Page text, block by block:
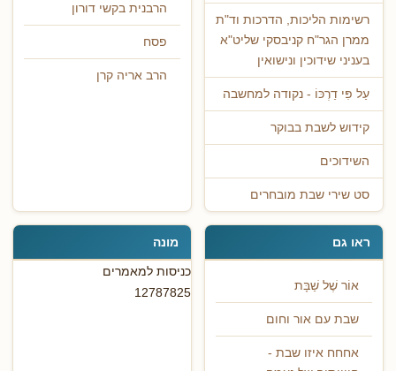
רשימות הליכות, הדרכות וד"ת
ממרן הגר"ח קניבסקי שליט"א
בעניני שידוכין ונישואין
עַל פִּי דַרְכּוֹ - נקודה למחשבה
קידוש לשבת בבוקר
השידוכים
סט שירי שבת מובחרים
הרבנית בקשי דורון
פסח
הרב אריה קרן
ראו גם
אוֹר שֶׁל שַׁבָּת
שבת עם אור וחום
אחחח איזו שבת -
מונה
כניסות למאמרים
12787825